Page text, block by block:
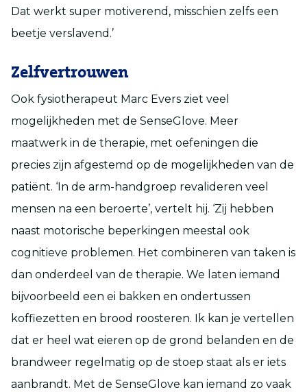
Dat werkt super motiverend, misschien zelfs een
beetje verslavend.’
Zelfvertrouwen
Ook fysiotherapeut Marc Evers ziet veel
mogelijkheden met de SenseGlove. Meer
maatwerk in de therapie, met oefeningen die
precies zijn afgestemd op de mogelijkheden van de
patiënt. ‘In de arm-handgroep revalideren veel
mensen na een beroerte’, vertelt hij. ‘Zij hebben
naast motorische beperkingen meestal ook
cognitieve problemen. Het combineren van taken is
dan onderdeel van de therapie. We laten iemand
bijvoorbeeld een ei bakken en ondertussen
koffiezetten en brood roosteren. Ik kan je vertellen
dat er heel wat eieren op de grond belanden en de
brandweer regelmatig op de stoep staat als er iets
aanbrandt. Met de SenseGlove kan iemand zo vaak